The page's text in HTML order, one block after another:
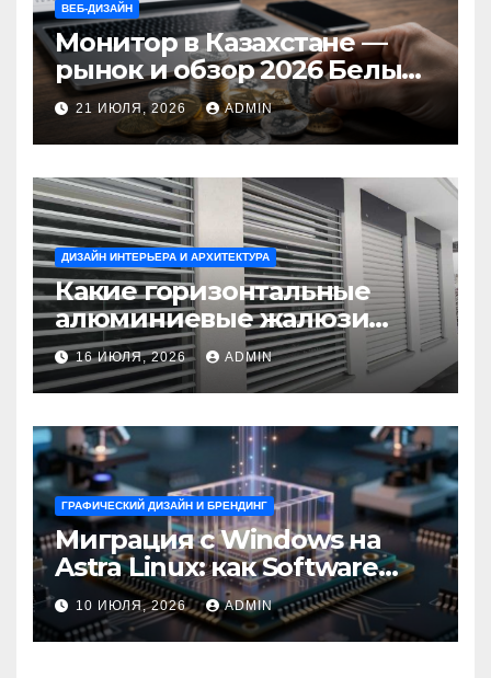
ВЕБ-ДИЗАЙН
Монитор в Казахстане —
рынок и обзор 2026 Белый
Ветер Shop.kz
21 ИЮЛЯ, 2026 ADMIN
ДИЗАЙН ИНТЕРЬЕРА И АРХИТЕКТУРА
Какие горизонтальные
алюминиевые жалюзи
выбрать для окон?
16 ИЮЛЯ, 2026 ADMIN
ГРАФИЧЕСКИЙ ДИЗАЙН И БРЕНДИНГ
Миграция с Windows на
Astra Linux: как Software
Group успешно перешла на
отечественную ОС
10 ИЮЛЯ, 2026 ADMIN